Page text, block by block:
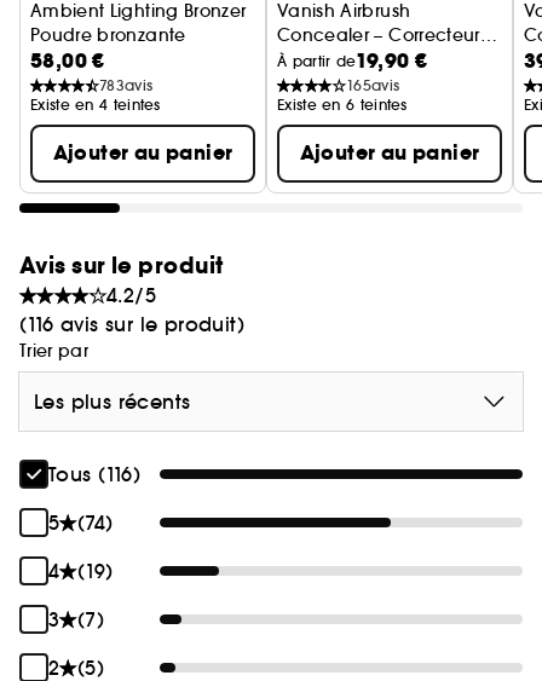
Ambient Lighting Bronzer
Poudre bronzante
58,00 €
783avis
Existe en 4 teintes
Ajouter au panier
Vanish Airbrush
Concealer – Correcteur
liquide ultra léger format
voyage
À partir de19,90 €
165avis
Existe en 6 teintes
Ajouter au panier
Avis sur le produit
4.2/5
(116 avis sur le produit)
Trier par
Les plus récents
Tous (116)
5
(74)
4
(19)
3
(7)
2
(5)